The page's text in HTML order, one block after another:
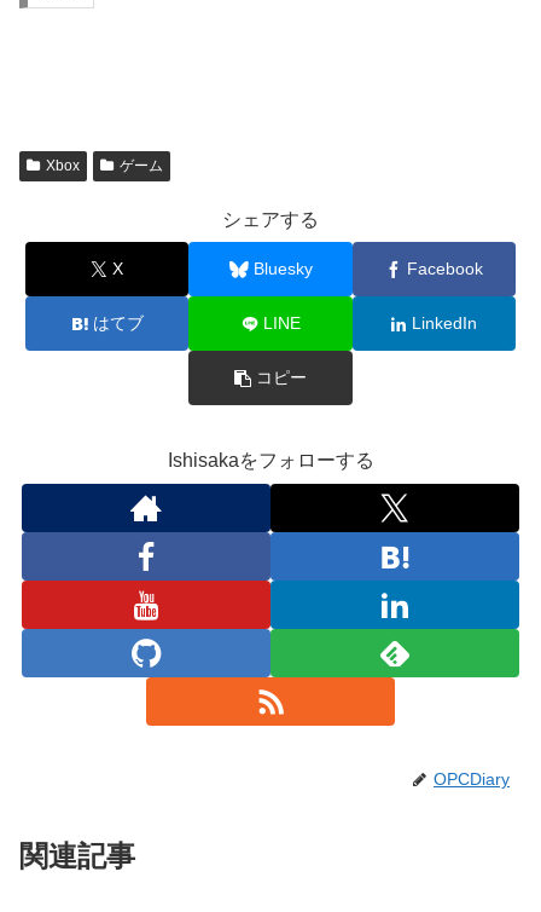
Xbox ゲーム
シェアする
X Bluesky Facebook
はてブ LINE LinkedIn
コピー
Ishisakaをフォローする
OPCDiary
関連記事